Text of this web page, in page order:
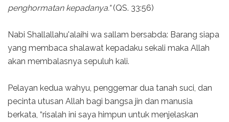
penghormatan kepadanya."(QS. 33:56)
Nabi Shallallahu'alaihi wa sallam bersabda: Barang siapa
yang membaca shalawat kepadaku sekali maka Allah
akan membalasnya sepuluh kali.
Pelayan kedua wahyu, penggemar dua tanah suci, dan
pecinta utusan Allah bagi bangsa jin dan manusia
berkata, “risalah ini saya himpun untuk menjelaskan